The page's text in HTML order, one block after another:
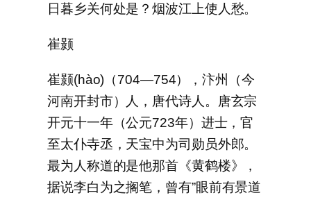
日暮乡关何处是？烟波江上使人愁。
崔颢
崔颢(hào)（704—754），汴州（今
河南开封市）人，唐代诗人。唐玄宗
开元十一年（公元723年）进士，官
至太仆寺丞，天宝中为司勋员外郎。
最为人称道的是他那首《黄鹤楼》，
据说李白为之搁笔，曾有”眼前有景道